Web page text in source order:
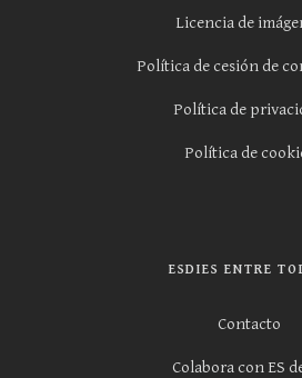
Licencia de
Política de cesión de
Política de
Política de
ESDIES ENTRE
Contacto
Colabora con ES